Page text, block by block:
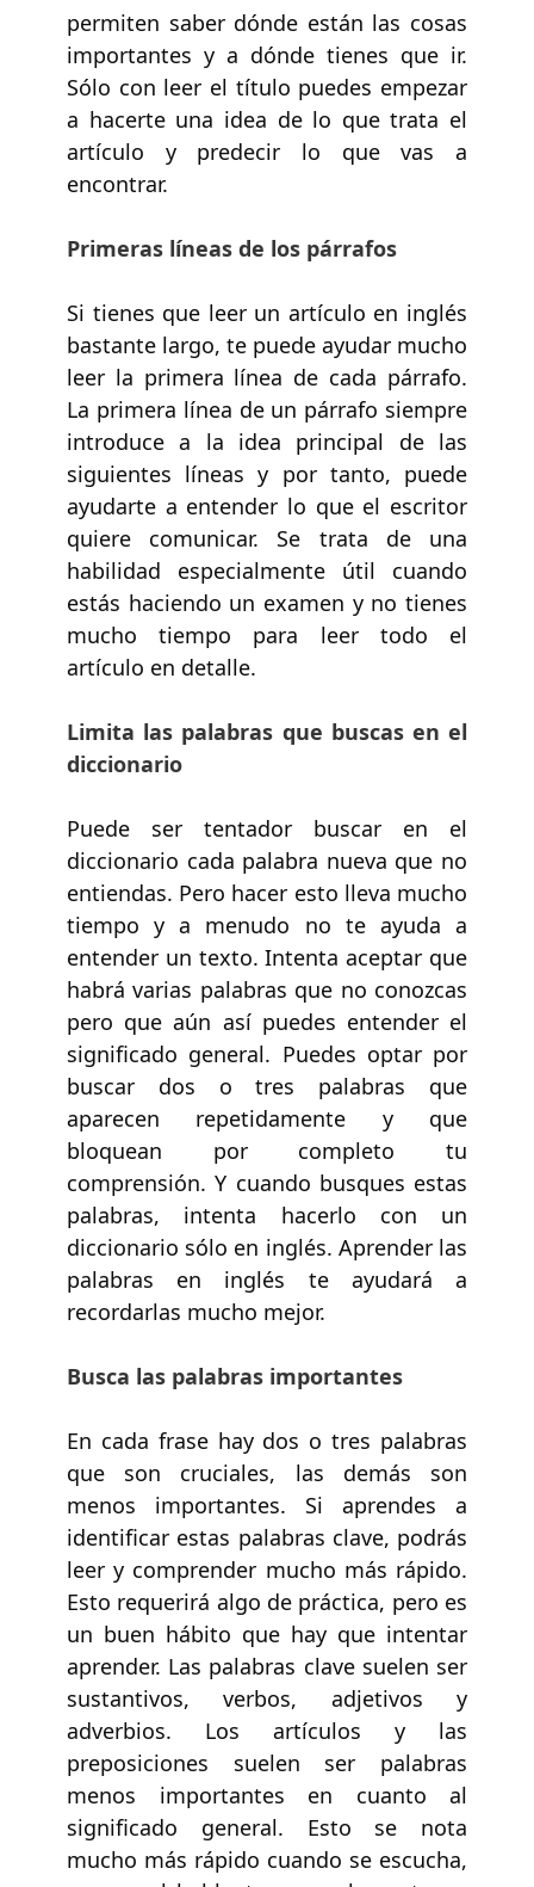
permiten saber dónde están las cosas
importantes y a dónde tienes que ir.
Sólo con leer el título puedes empezar
a hacerte una idea de lo que trata el
artículo y predecir lo que vas a
encontrar.
Primeras líneas de los párrafos
Si tienes que leer un artículo en inglés
bastante largo, te puede ayudar mucho
leer la primera línea de cada párrafo.
La primera línea de un párrafo siempre
introduce a la idea principal de las
siguientes líneas y por tanto, puede
ayudarte a entender lo que el escritor
quiere comunicar. Se trata de una
habilidad especialmente útil cuando
estás haciendo un examen y no tienes
mucho tiempo para leer todo el
artículo en detalle.
Limita las palabras que buscas en el
diccionario
Puede ser tentador buscar en el
diccionario cada palabra nueva que no
entiendas. Pero hacer esto lleva mucho
tiempo y a menudo no te ayuda a
entender un texto. Intenta aceptar que
habrá varias palabras que no conozcas
pero que aún así puedes entender el
significado general. Puedes optar por
buscar dos o tres palabras que
aparecen repetidamente y que
bloquean por completo tu
comprensión. Y cuando busques estas
palabras, intenta hacerlo con un
diccionario sólo en inglés. Aprender las
palabras en inglés te ayudará a
recordarlas mucho mejor.
Busca las palabras importantes
En cada frase hay dos o tres palabras
que son cruciales, las demás son
menos importantes. Si aprendes a
identificar estas palabras clave, podrás
leer y comprender mucho más rápido.
Esto requerirá algo de práctica, pero es
un buen hábito que hay que intentar
aprender. Las palabras clave suelen ser
sustantivos, verbos, adjetivos y
adverbios. Los artículos y las
preposiciones suelen ser palabras
menos importantes en cuanto al
significado general. Esto se nota
mucho más rápido cuando se escucha,